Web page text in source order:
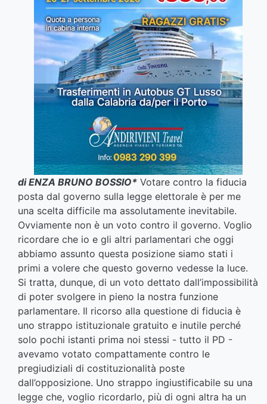
di ENZA BRUNO BOSSIO* Votare contro la fiducia
posta dal governo sulla legge elettorale è per me
una scelta difficile ma assolutamente inevitabile.
Ovviamente non è un voto contro il governo. Voglio
ricordare che io e gli altri parlamentari che oggi
abbiamo assunto questa posizione siamo stati i
primi a volere che questo governo vedesse la luce.
Si tratta, dunque, di un voto dettato dall’impossibilità
di poter svolgere in pieno la nostra funzione
parlamentare. Il ricorso alla questione di fiducia è
uno strappo istituzionale gratuito e inutile perché
solo pochi istanti prima noi stessi - tutto il PD -
avevamo votato compattamente contro le
pregiudiziali di costituzionalità poste
dall’opposizione. Uno strappo ingiustificabile su una
legge che, voglio ricordarlo, più di ogni altra ha un